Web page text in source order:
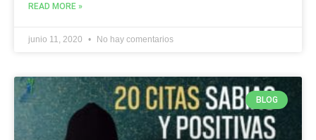
READ MORE »
junio 11, 2020 No hay comentarios
BLOG